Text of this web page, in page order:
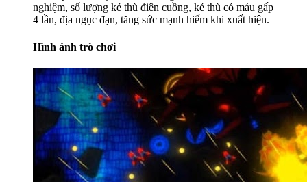
nghiệm, số lượng kẻ thù điên cuồng, kẻ thù có máu gấp
4 lần, địa ngục đạn, tăng sức mạnh hiếm khi xuất hiện.
Hình ảnh trò chơi